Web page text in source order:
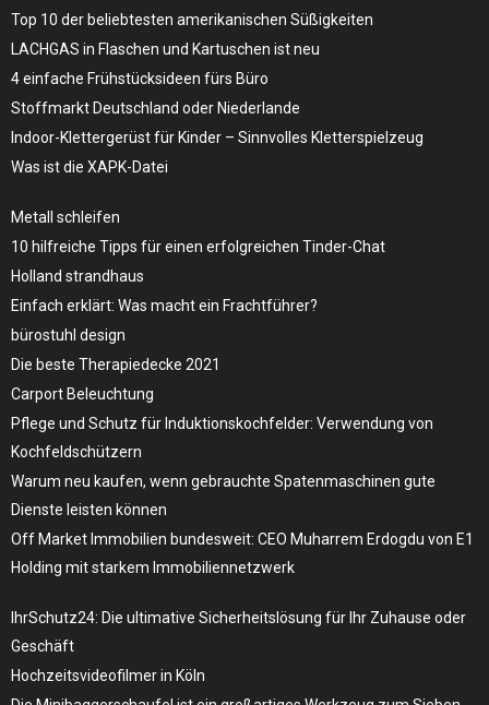
Top 10 der beliebtesten amerikanischen Süßigkeiten
LACHGAS in Flaschen und Kartuschen ist neu
4 einfache Frühstücksideen fürs Büro
Stoffmarkt Deutschland oder Niederlande
Indoor-Klettergerüst für Kinder – Sinnvolles Kletterspielzeug
Was ist die XAPK-Datei
Metall schleifen
10 hilfreiche Tipps für einen erfolgreichen Tinder-Chat
Holland strandhaus
Einfach erklärt: Was macht ein Frachtführer?
bürostuhl design
Die beste Therapiedecke 2021
Carport Beleuchtung
Pflege und Schutz für Induktionskochfelder: Verwendung von
Kochfeldschützern
Warum neu kaufen, wenn gebrauchte Spatenmaschinen gute
Dienste leisten können
Off Market Immobilien bundesweit: CEO Muharrem Erdogdu von E1
Holding mit starkem Immobiliennetzwerk
IhrSchutz24: Die ultimative Sicherheitslösung für Ihr Zuhause oder
Geschäft
Hochzeitsvideofilmer in Köln